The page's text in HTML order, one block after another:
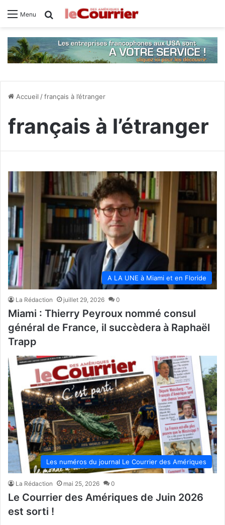
Menu Rechercher
Accueil /français à l’étranger
français à l’étranger
A LA UNE à Miami et en Floride
La Rédaction juillet 29, 2026 0
Miami : Thierry Peyroux nommé consul
général de France, il succèdera à Raphaël
Trapp
Les numéros du journal Le Courrier des Amériques
La Rédaction mai 25, 2026 0
Le Courrier des Amériques de Juin 2026
est sorti !